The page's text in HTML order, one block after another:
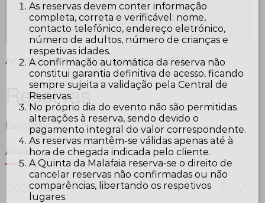
Arraial de sábado, 20 de setembro de 2025
Reservas
Esgotado.
Arraiais
As reservas devem conter informação
completa, correta e verificável: nome,
contacto telefónico, endereço eletrónico,
número de adultos, número de crianças e
respetivas idades.
A confirmação automática da reserva não
constitui garantia definitiva de acesso, ficando
sempre sujeita a validação pela Central de
Reservas.
No próprio dia do evento não são permitidas
alterações à reserva, sendo devido o
pagamento integral do valor correspondente.
As reservas mantêm-se válidas apenas até à
hora de chegada indicada pelo cliente.
A Quinta da Malafaia reserva-se o direito de
cancelar reservas não confirmadas ou não
comparências, libertando os respetivos
lugares.